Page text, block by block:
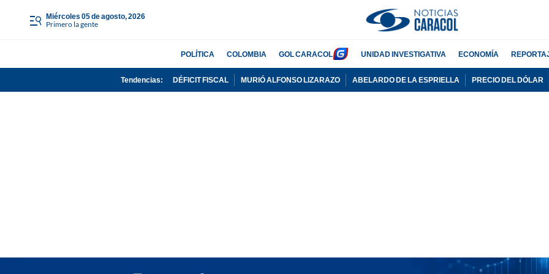
miércoles 05 de agosto, 2026
Primero la gente
POLÍTICA COLOMBIA GOL CARACOL UNIDAD INVESTIGATIVA ECONOMÍA
Tendencias: DÉFICIT FISCAL MURIÓ ALFONSO LIZARAZO ABELARDO DE LA ESPRIELLA PRECIO DEL DÓLAR